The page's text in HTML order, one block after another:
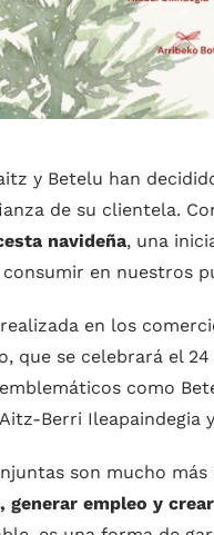
y Betelu han
de su clientela.
navideña, una
en nuestros
en los
que se celebrará el
como
Berri Ileapaindegia
son mucho
generar empleo y